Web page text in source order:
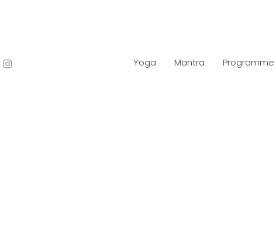
Yoga Mantra Programme